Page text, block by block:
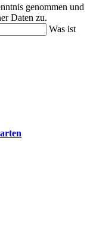
genommen und
Daten zu.
Was ist